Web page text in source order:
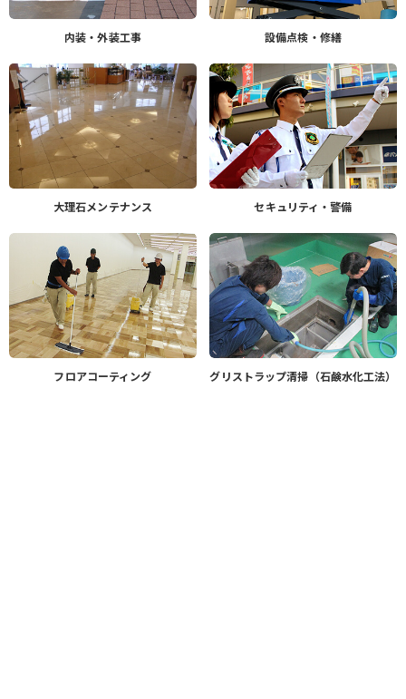
内装・外装工事 設備点検・修繕
大理石メンテナンス セキュリティ・警備
フロアコーティング グリストラップ清掃（石鹸水化工法）